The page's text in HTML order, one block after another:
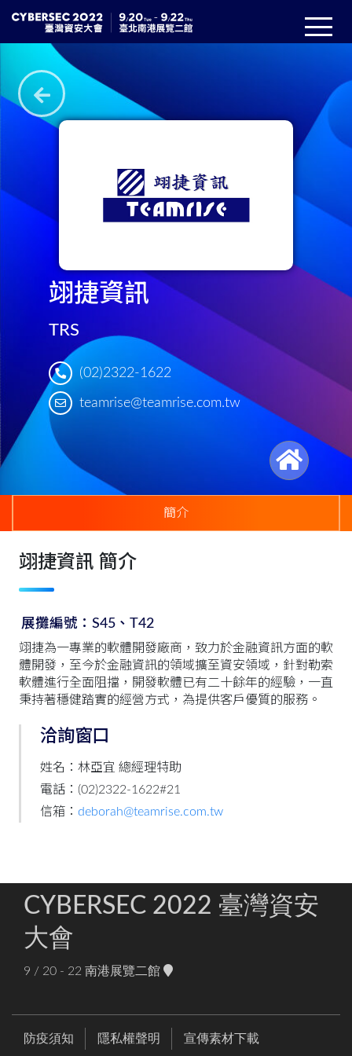
翊捷資訊
TRS
(02)2322-1622
teamrise@teamrise.com.tw
簡介
翊捷資訊 簡介
展攤編號：S45、T42
翊捷為一專業的軟體開發廠商，致力於金融資訊方面的軟
體開發，至今於金融資訊的領域擴至資安領域，針對勒索
軟體進行全面阻擋，開發軟體已有二十餘年的經驗，一直
秉持著穩健踏實的經營方式，為提供客戶優質的服務。
洽詢窗口
姓名：林亞宜 總經理特助
電話：(02)2322-1622#21
信箱： deborah@teamrise.com.tw
CYBERSEC 2022 臺灣資安
大會
9 / 20 - 22 南港展覽二館
防疫須知 隱私權聲明 宣傳素材下載